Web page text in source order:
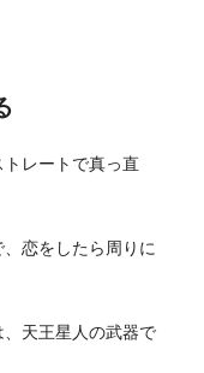
レートで真っ直
、恋をしたら周りに
天王星人の武器で